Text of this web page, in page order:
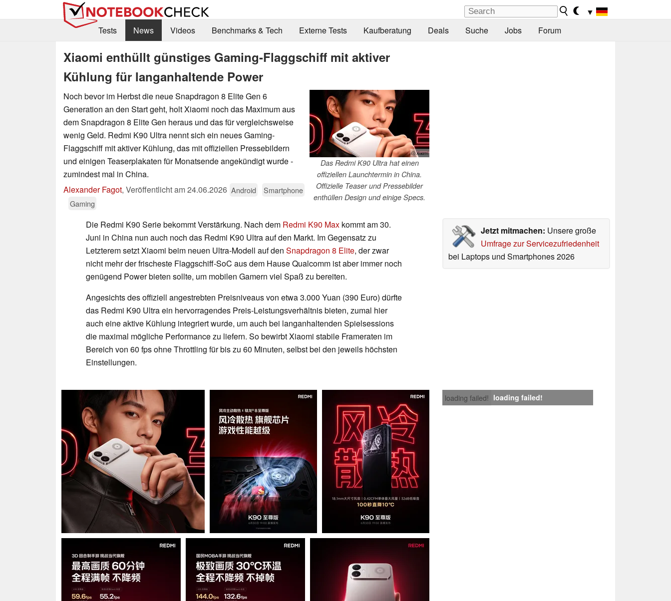
▼
Tests
News Videos Benchmarks & Tech Externe Tests Kaufberatung Deals Suche Jobs Forum
Xiaomi enthüllt günstiges Gaming-Flaggschiff mit aktiver
Kühlung für langanhaltende Power
ⓘ Xiaomi
Das Redmi K90 Ultra hat einen
offiziellen Launchtermin in China.
Offizielle Teaser und Pressebilder
enthüllen Design und einige Specs.
Noch bevor im Herbst die neue Snapdragon 8 Elite Gen 6
Generation an den Start geht, holt Xiaomi noch das Maximum aus
dem Snapdragon 8 Elite Gen heraus und das für vergleichsweise
wenig Geld. Redmi K90 Ultra nennt sich ein neues Gaming-
Flaggschiff mit aktiver Kühlung, das mit offiziellen Pressebildern
und einigen Teaserplakaten für Monatsende angekündigt wurde -
zumindest mal in China.
Alexander Fagot, Veröffentlicht am24.06.2026 Android
Smartphone
Gaming
Jetzt mitmachen: Unsere große
Umfrage zur Servicezufriedenheit
bei Laptops und Smartphones 2026
Die Redmi K90 Serie bekommt Verstärkung. Nach dem Redmi K90 Max kommt am 30.
Juni in China nun auch noch das Redmi K90 Ultra auf den Markt. Im Gegensatz zu
Letzterem setzt Xiaomi beim neuen Ultra-Modell auf den Snapdragon 8 Elite, der zwar
nicht mehr der frischeste Flaggschiff-SoC aus dem Hause Qualcomm ist aber immer noch
genügend Power bieten sollte, um mobilen Gamern viel Spaß zu bereiten.
Angesichts des offiziell angestrebten Preisniveaus von etwa 3.000 Yuan (390 Euro) dürfte
das Redmi K90 Ultra ein hervorragendes Preis-Leistungsverhältnis bieten, zumal hier
auch eine aktive Kühlung integriert wurde, um auch bei langanhaltenden Spielsessions
die maximal mögliche Performance zu liefern. So bewirbt Xiaomi stabile Frameraten im
Bereich von 60 fps ohne Throttling für bis zu 60 Minuten, selbst bei den jeweils höchsten
Einstellungen.
loading failed! loading failed!